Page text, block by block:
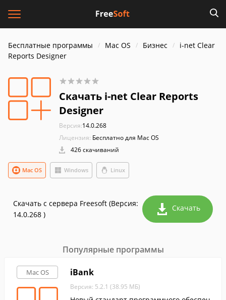
Бесплатные программы Mac OS Бизнес
i-net Clear
Reports Designer
Скачать i-net Clear Reports
Designer
Версия:14.0.268
Лицензия: Бесплатно для Mac OS
426 скачиваний
Mac OS Windows Linux
Скачать с сервера Freesoft (Версия:
14.0.268 )
Скачать
Популярные программы
Mac OS iBank
Версия: 5.2.1 (38.95 МБ)